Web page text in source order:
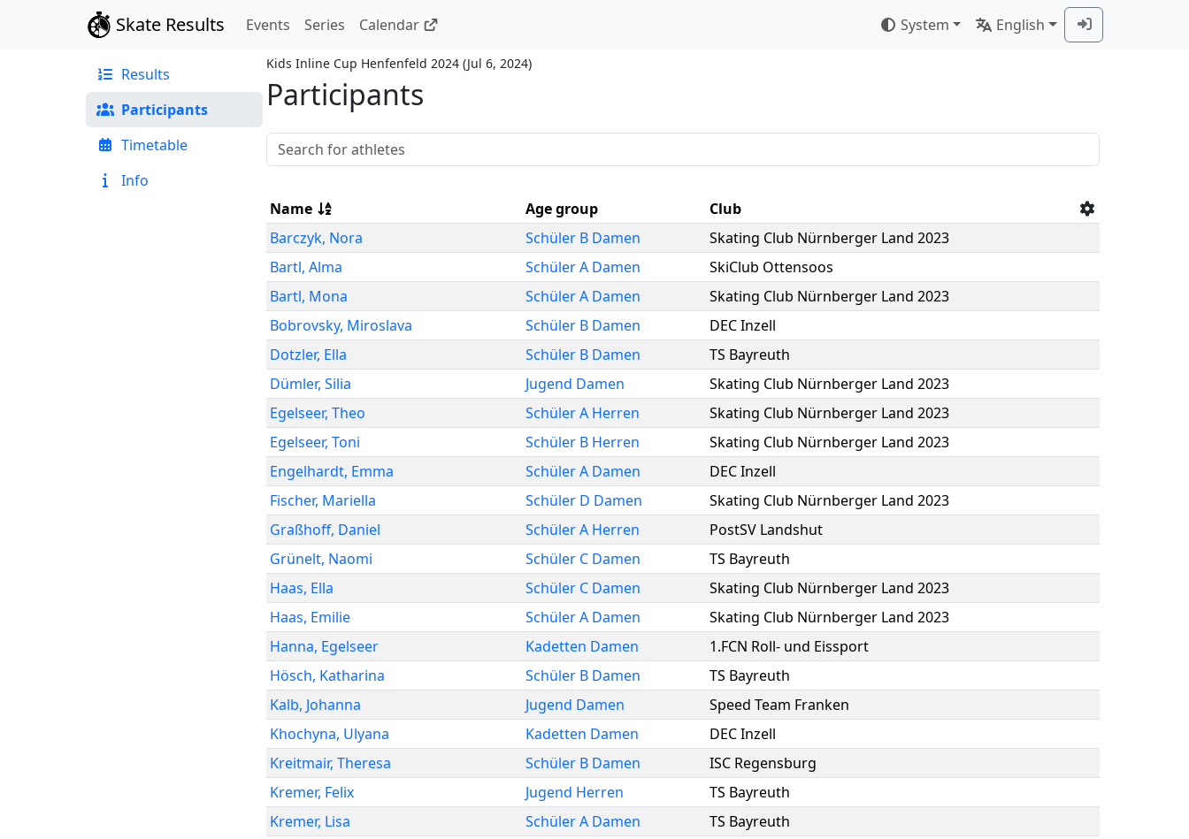
Skate Results Events Series Calendar System English
Results
Participants
Timetable
Info
Kids Inline Cup Henfenfeld 2024 (Jul 6, 2024)
Participants
Name Age group
Club
Barczyk, Nora Schüler B Damen
Skating Club Nürnberger Land 2023
Bartl, Alma Schüler A Damen
SkiClub Ottensoos
Bartl, Mona Schüler A Damen
Skating Club Nürnberger Land 2023
Bobrovsky, Miroslava Schüler B Damen
DEC Inzell
Dotzler, Ella Schüler B Damen
TS Bayreuth
Dümler, Silia Jugend Damen
Skating Club Nürnberger Land 2023
Egelseer, Theo Schüler A Herren
Skating Club Nürnberger Land 2023
Egelseer, Toni Schüler B Herren
Skating Club Nürnberger Land 2023
Engelhardt, Emma Schüler A Damen
DEC Inzell
Fischer, Mariella Schüler D Damen
Skating Club Nürnberger Land 2023
Graßhoff, Daniel Schüler A Herren
PostSV Landshut
Grünelt, Naomi Schüler C Damen
TS Bayreuth
Haas, Ella Schüler C Damen
Skating Club Nürnberger Land 2023
Haas, Emilie Schüler A Damen
Skating Club Nürnberger Land 2023
Hanna, Egelseer Kadetten Damen
1.FCN Roll- und Eissport
Hösch, Katharina Schüler B Damen
TS Bayreuth
Kalb, Johanna Jugend Damen
Speed Team Franken
Khochyna, Ulyana Kadetten Damen
DEC Inzell
Kreitmair, Theresa Schüler B Damen
ISC Regensburg
Kremer, Felix Jugend Herren
TS Bayreuth
Kremer, Lisa Schüler A Damen
TS Bayreuth